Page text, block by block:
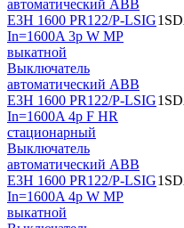
автоматический ABB
E3H 1600 PR122/P-LSIG
In=1600A 3p W MP
выкатной
Выключатель
автоматический ABB
E3H 1600 PR122/P-LSIG
In=1600A 4p F HR
стационарный
Выключатель
автоматический ABB
E3H 1600 PR122/P-LSIG
In=1600A 4p W MP
выкатной